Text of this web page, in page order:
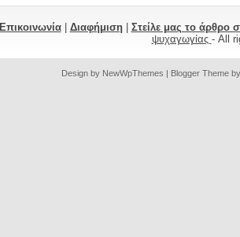
Επικοινωνία| Διαφήμιση| Στείλε μας το άρθρο
ψυχαγωγίας - All
Design by NewWpThemes | Blogger Theme